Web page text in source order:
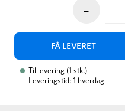
-
FÅ LEVERET
Til levering (1 stk.)
Leveringstid: 1 hverdag